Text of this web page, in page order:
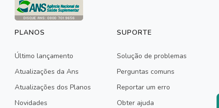
PLANOS
Último lançamento
Atualizações da Ans
Atualizações dos Planos
Novidades
SUPORTE
Solução de problemas
Perguntas comuns
Reportar um erro
Obter ajuda